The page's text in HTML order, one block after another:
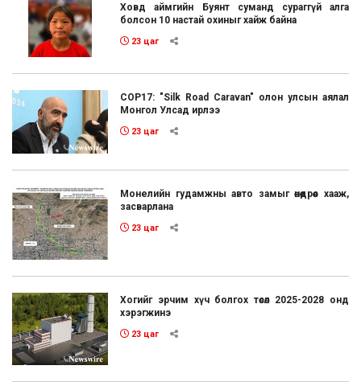
Ховд аймгийн Буянт суманд сураггүй алга
болсон 10 настай охиныг хайж байна
23 цаг
COP17: "Silk Road Caravan" олон улсын аялал
Монгол Улсад ирлээ
23 цаг
Монелийн гудамжны авто замыг өнөөдрөөс хааж,
засварлана
23 цаг
Хогийг эрчим хүч болгох төсөл 2025-2028 онд
хэрэгжинэ
23 цаг